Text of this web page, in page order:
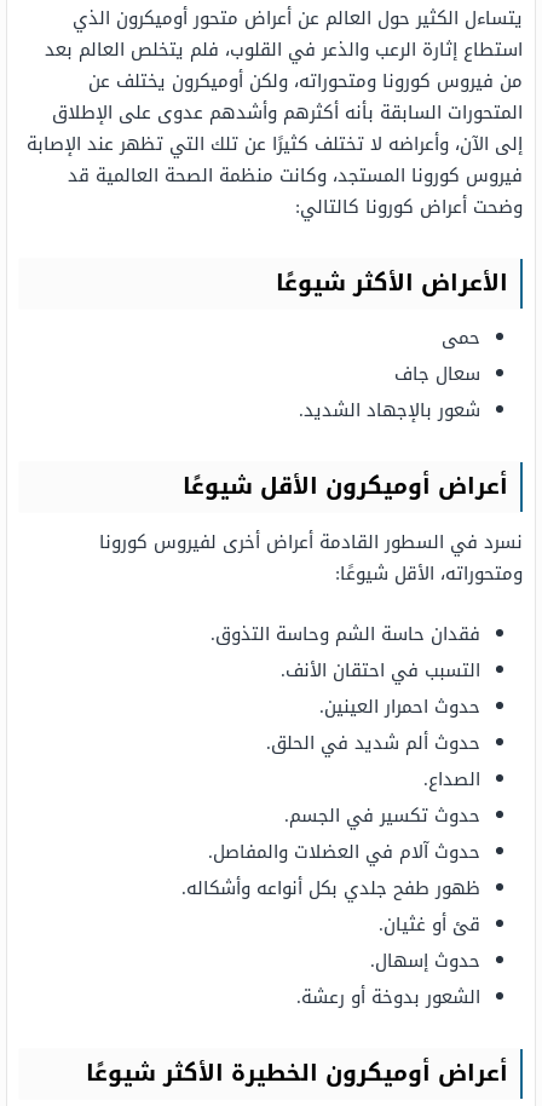
يتساءل الكثير حول العالم عن أعراض متحور أوميكرون الذي
استطاع إثارة الرعب والذعر في القلوب، فلم يتخلص العالم بعد
من فيروس كورونا ومتحوراته، ولكن أوميكرون يختلف عن
المتحورات السابقة بأنه أكثرهم وأشدهم عدوى على الإطلاق
إلى الآن، وأعراضه لا تختلف كثيرًا عن تلك التي تظهر عند الإصابة
فيروس كورونا المستجد، وكانت منظمة الصحة العالمية قد
وضحت أعراض كورونا كالتالي:
الأعراض الأكثر شيوعًا
حمى
سعال جاف
شعور بالإجهاد الشديد.
أعراض أوميكرون الأقل شيوعًا
نسرد في السطور القادمة أعراض أخرى لفيروس كورونا
ومتحوراته، الأقل شيوعًا:
فقدان حاسة الشم وحاسة التذوق.
التسبب في احتقان الأنف.
حدوث احمرار العينين.
حدوث ألم شديد في الحلق.
الصداع.
حدوث تكسير في الجسم.
حدوث آلام في العضلات والمفاصل.
ظهور طفح جلدي بكل أنواعه وأشكاله.
قئ أو غثيان.
حدوث إسهال.
الشعور بدوخة أو رعشة.
أعراض أوميكرون الخطيرة الأكثر شيوعًا